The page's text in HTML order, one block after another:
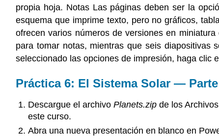
propia hoja. Notas Las páginas deben ser la
esquema que imprime texto, pero no gráficos,
ofrecen varios números de versiones en
para tomar notas, mientras que seis diapositivas
seleccionado las opciones de impresión, haga clic
Práctica 6: El Sistema Solar —
Descargue el archivo Planets.zipde los
este curso.
Abra una nueva presentación en blanco en